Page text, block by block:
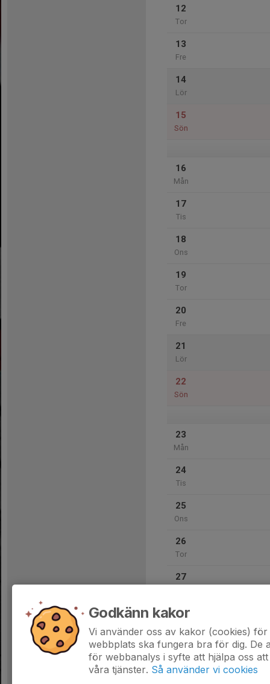
12
Tor
13
Fre
14
Lör
15
Sön
16
Mån
17
Tis
18
Ons
19
Tor
20
Fre
21
Lör
22
Sön
23
Mån
24
Tis
25
Ons
26
Tor
27
28
Godkänn kakor
Vi använder oss av kakor (cookies)
webbplats ska fungera bra för dig. De
för webbanalys i syfte att hjälpa oss
våra tjänster. Så använder vi cookies